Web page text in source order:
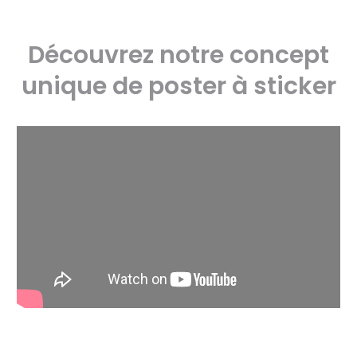
Découvrez notre concept
unique de poster à sticker